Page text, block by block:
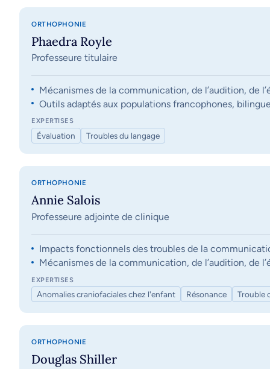
ORTHOPHONIE
Phaedra Royle
Professeure titulaire
Mécanismes de la communication, de l’audition, de
Outils adaptés aux populations francophones,
EXPERTISES
Évaluation Troubles du langage
ORTHOPHONIE
Annie Salois
Professeure adjointe de clinique
Impacts fonctionnels des troubles de la
Mécanismes de la communication, de l’audition, de
EXPERTISES
Anomalies craniofaciales chez l'enfant Résonance Trouble
ORTHOPHONIE
Douglas Shiller